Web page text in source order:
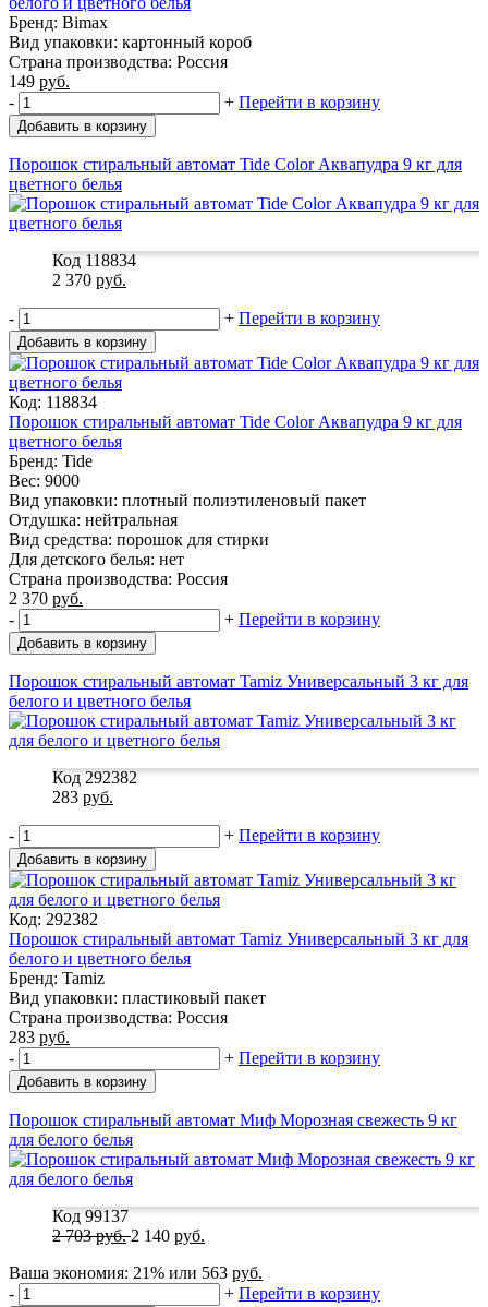
Бренд: Bimax
Вид упаковки: картонный короб
Страна производства: Россия
149 руб.
-
+ Перейти в корзину
Добавить в корзину
Порошок стиральный автомат Tide Color Аквапудра 9 кг для
цветного белья
Код 118834
2 370 руб.
- + Перейти в корзину
Добавить в корзину
Код: 118834
Порошок стиральный автомат Tide Color Аквапудра 9 кг для
цветного белья
Бренд: Tide
Вес: 9000
Вид упаковки: плотный полиэтиленовый пакет
Отдушка: нейтральная
Вид средства: порошок для стирки
Для детского белья: нет
Страна производства: Россия
2 370 руб.
-
+ Перейти в корзину
Добавить в корзину
Порошок стиральный автомат Tamiz Универсальный 3 кг для
белого и цветного белья
Код 292382
283 руб.
- + Перейти в корзину
Добавить в корзину
Код: 292382
Порошок стиральный автомат Tamiz Универсальный 3 кг для
белого и цветного белья
Бренд: Tamiz
Вид упаковки: пластиковый пакет
Страна производства: Россия
283 руб.
-
+ Перейти в корзину
Добавить в корзину
Порошок стиральный автомат Миф Морозная свежесть 9 кг
для белого белья
Код 99137
2 703руб. 2 140 руб.
Ваша экономия: 21% или 563 руб.
-
+ Перейти в корзину